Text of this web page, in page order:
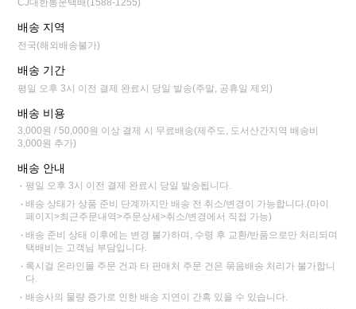
CJ대한통운택배(1588-1255)
배송 지역
전국(해외배송불가)
배송 기간
평일 오후 3시 이전 결제 완료시 당일 발송(주말, 공휴일 제외)
배송 비용
3,000원 / 50,000원 이상 결제 시 무료배송(제주도, 도서산간지역 배송비
3,000원 추가)
배송 안내
평일 오후 3시 이전 결제 완료시 당일 발송됩니다.
배송 상태가 상품 준비 단계까지만 배송 전 취소/변경이 가능합니다.(마이
페이지>최근주문내역>주문상세>취소/변경에서 직접 가능)
배송 준비 상태 이후에는 변경 불가하며, 수령 후 교환/반품으로만 처리되며
택배비는 고객님 부담입니다.
록시걸 온라인몰 주문 건과 타 판매처 주문 건은 묶음배송 처리가 불가합니
다.
배송사의 물량 증가로 인한 배송 지연이 간혹 있을 수 있습니다.